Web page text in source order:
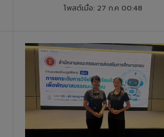
โพสต์เมื่อ: 27 ก.ค 00:48